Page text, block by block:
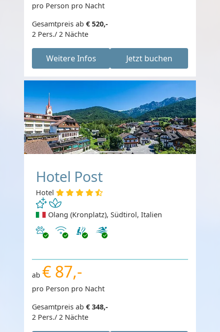
pro Person pro Nacht
Gesamtpreis ab € 520,-
2 Pers./ 2 Nächte
Weitere Infos Jetzt buchen
Hotel Post
Hotel
Olang (Kronplatz), Südtirol, Italien
Haustiere erlaubt
Internet
ab € 87,-
pro Person pro Nacht
Gesamtpreis ab € 348,-
2 Pers./ 2 Nächte